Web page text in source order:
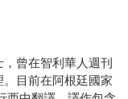
曾在智利華人週刊
目前在阿根廷國家